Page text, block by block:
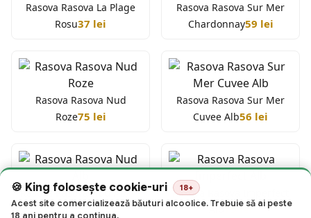
Rasova Rasova La Plage
Rosu37 lei
Rasova Rasova Sur Mer
Chardonnay59 lei
Rasova Rasova Nud
Roze75 lei
Rasova Rasova Sur Mer
Cuvee Alb56 lei
Rasova Rasova Nud Alb75
lei
Rasova Rasova Imperfect
Alb79 lei
King folosește cookie-uri 18+
Acest site comercializează băuturi alcoolice. Trebuie să ai peste